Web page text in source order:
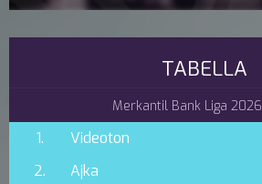
TABELLA
Merkantil Bank Liga
1. Videoton
2.
Ajka